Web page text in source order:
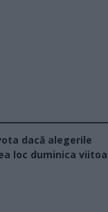
dacă alegerile
loc duminica